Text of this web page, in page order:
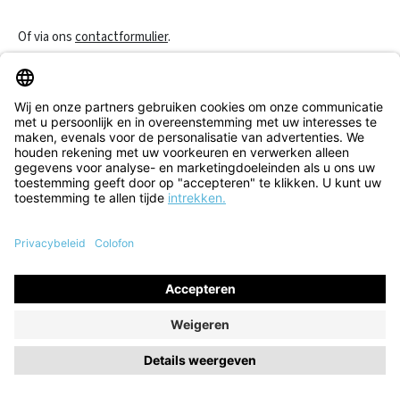
Of via onscontactformulier.
Klantenservice
Informatie
© 2026 Think! Store
Alle prijzen incl. btw plusverzendkosten
bezorgkosten, indien niet anders vermeld.